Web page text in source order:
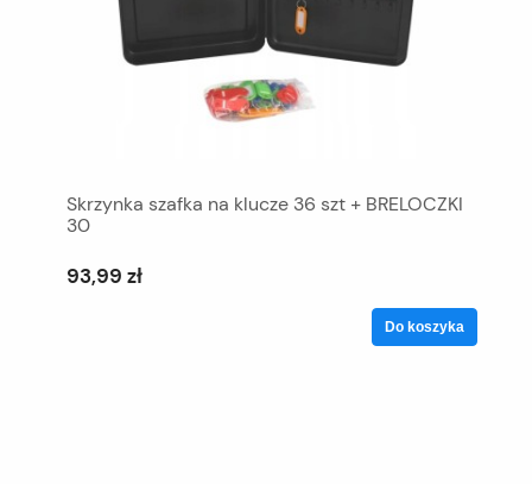
Skrzynka szafka na klucze 36 szt + BRELOCZKI
30
93,99 zł
Do koszyka